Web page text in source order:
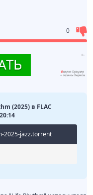
0
(2025) в FLAC
2025-jazz.torrent